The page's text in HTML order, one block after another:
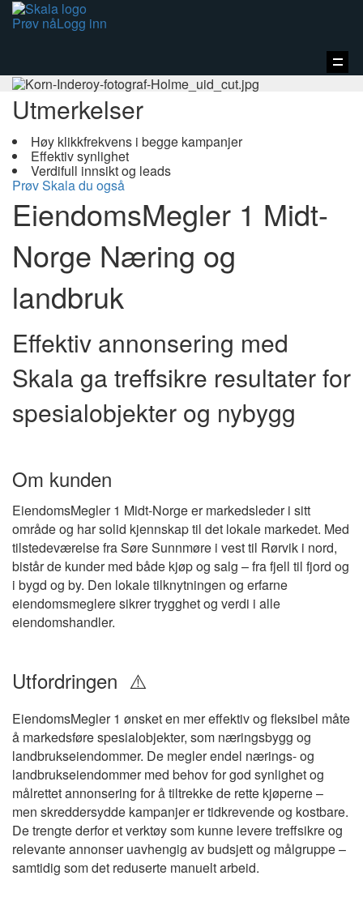
Prøv nåLogg inn
Vis
Utmerkelser
Høy klikkfrekvens i begge kampanjer
Effektiv synlighet
Verdifull innsikt og leads
Prøv Skala du også
EiendomsMegler 1 Midt-
Norge Næring og
landbruk
Effektiv annonsering med
Skala ga treffsikre resultater for
spesialobjekter og nybygg
Om kunden
EiendomsMegler 1 Midt-Norge er markedsleder i sitt
område og har solid kjennskap til det lokale markedet. Med
tilstedeværelse fra Søre Sunnmøre i vest til Rørvik i nord,
bistår de kunder med både kjøp og salg – fra fjell til fjord og
i bygd og by. Den lokale tilknytningen og erfarne
eiendomsmeglere sikrer trygghet og verdi i alle
eiendomshandler.
Utfordringen ⚠️
EiendomsMegler 1 ønsket en mer effektiv og fleksibel måte
å markedsføre spesialobjekter, som næringsbygg og
landbrukseiendommer. De megler endel nærings- og
landbrukseiendommer med behov for god synlighet og
målrettet annonsering for å tiltrekke de rette kjøperne –
men skreddersydde kampanjer er tidkrevende og kostbare.
De trengte derfor et verktøy som kunne levere treffsikre og
relevante annonser uavhengig av budsjett og målgruppe –
samtidig som det reduserte manuelt arbeid.